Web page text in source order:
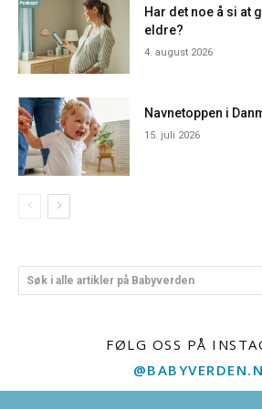
Har det noe å si at
eldre?
4. august 2026
Navnetoppen i
15. juli 2026
Søk i alle artikler på Babyverden
FØLG OSS PÅ